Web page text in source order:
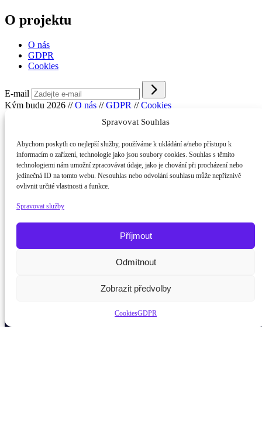
Spravovat Souhlas
Abychom poskytli co nejlepší služby, používáme k ukládání a/nebo přístupu k
informacím o zařízení, technologie jako jsou soubory cookies. Souhlas s těmito
technologiemi nám umožní zpracovávat údaje, jako je chování při procházení nebo
jedinečná ID na tomto webu. Nesouhlas nebo odvolání souhlasu může nepříznivě
ovlivnit určité vlastnosti a funkce.
Spravovat služby
Příjmout
Odmítnout
Zobrazit předvolby
CookiesGDPR
O projektu
O nás
GDPR
Cookies
E-mail
Kým budu 2026 // O nás // GDPR // Cookies